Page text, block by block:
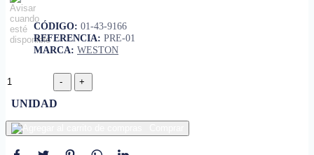
CÓDIGO: 01-43-9166
REFERENCIA: PRE-01
MARCA: WESTON
UNIDAD